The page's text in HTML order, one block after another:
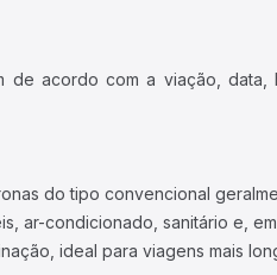
de acordo com a viação,
do tipo convencional
ar-condicionado, sanitário e,
ideal para viagens mais